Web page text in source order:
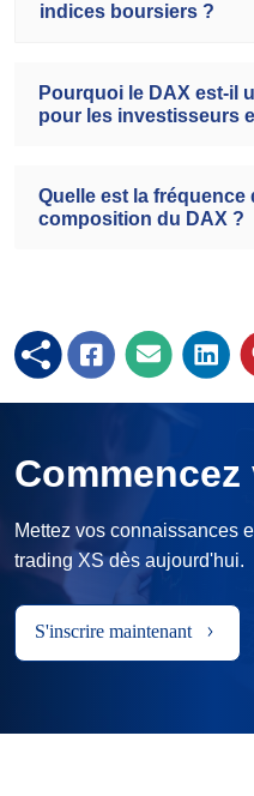
indices boursiers ?
Pourquoi le DAX est-il
pour les investisseurs
Quelle est la fréquence
composition du DAX ?
Mettez vos connaissances
trading XS dès aujourd'hui.
S'inscrire maintenant